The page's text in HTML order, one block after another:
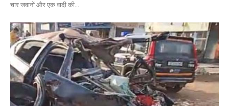
चार जवानों और एक वादी की...